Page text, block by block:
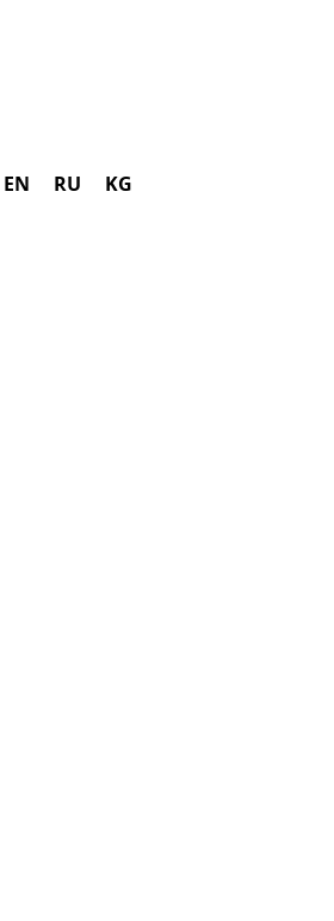
EN RU KG